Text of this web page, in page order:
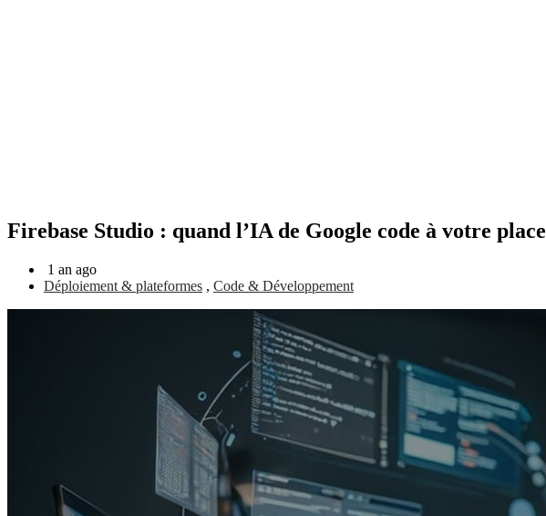
Firebase Studio : quand l’IA de Google code à votre place
1 an ago
Déploiement & plateformes , Code & Développement